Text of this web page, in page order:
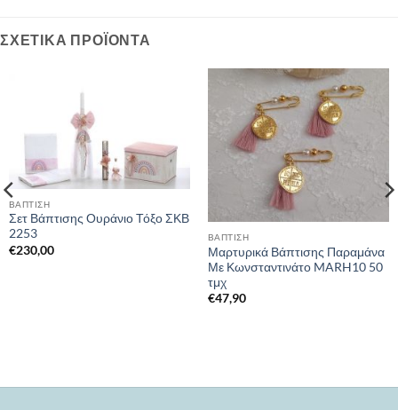
ΣΧΕΤΙΚΆ ΠΡΟΪΌΝΤΑ
ΒΑΠΤΙΣΗ
Σετ Βάπτισης Ουράνιο Τόξο ΣΚΒ
2253
€230,00
ΒΑΠΤΙΣΗ
Μαρτυρικά Βάπτισης Παραμάνα
Με Κωνσταντινάτο MARH10 50
τμχ
€47,90